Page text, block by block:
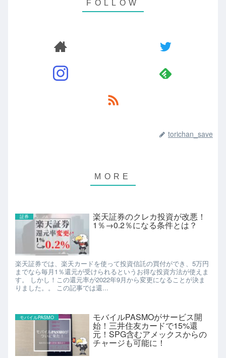
torichan_save
証券 楽天証券のクレカ投資が改悪！
1％→0.2％になる条件とは？
楽天証券では、楽天カードを使って投資信託の買付ができ、5万円
までなら毎月1％還元が受けられるというお得な投資方法が使えま
す。 しかし！この還元率が2022年9月から変更になることが決ま
りました。。 この記事では還...
モバイルPASMO モバイルPASMOがサービス開
始！三井住友カードで15%還
元！SPG含むアメックスからの
チャージも可能に！